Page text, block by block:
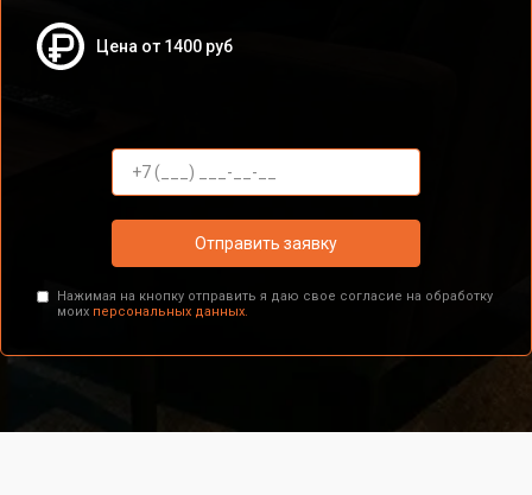
Цена от 1400 руб
Отправить заявку
Нажимая на кнопку отправить я даю свое согласие на обработку
моих персональных данных.